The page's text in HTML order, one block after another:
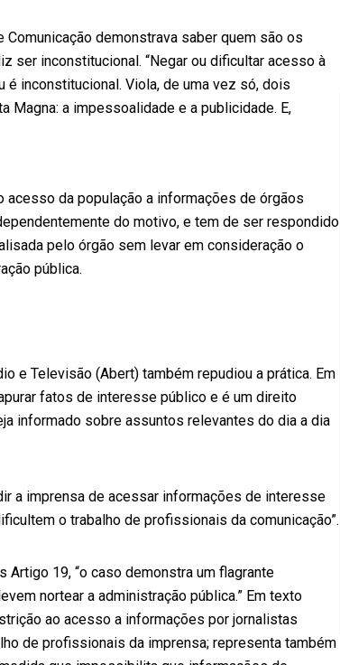
demonstrava saber quem são os
ser inconstitucional. “Negar ou dificultar acesso à
inconstitucional. Viola, de uma vez só, dois
Magna: a impessoalidade e a publicidade. E,
acesso da população a informações de órgãos
do motivo, e tem de ser respondido
pelo órgão sem levar em consideração o
pública.
e Televisão (Abert) também repudiou a prática. Em
fatos de interesse público e é um direito
informado sobre assuntos relevantes do dia a dia
a imprensa de acessar informações de interesse
o trabalho de profissionais da comunicação”.
Artigo 19, “o caso demonstra um flagrante
nortear a administração pública.” Em texto
ao acesso a informações por jornalistas
de profissionais da imprensa; representa também